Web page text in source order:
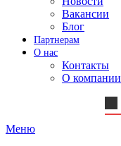
Вакансии
Блог
Партнерам
О нас
Контакты
О компании
Меню